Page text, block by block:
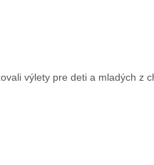
výlety pre deti a mladých z